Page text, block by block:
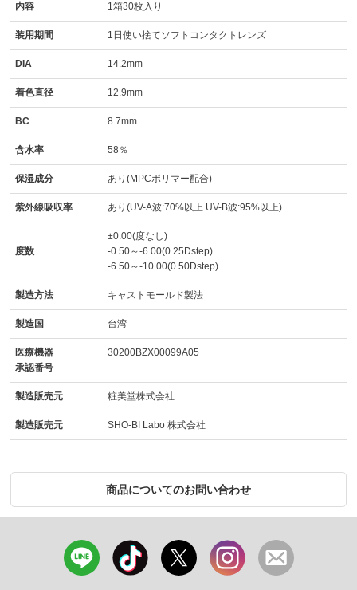
内容 1箱30枚入り
装用期間 1日使い捨てソフトコンタクトレンズ
DIA 14.2mm
着色直径 12.9mm
BC 8.7mm
含水率 58％
保湿成分 あり(MPCポリマー配合)
紫外線吸収率 あり(UV-A波:70%以上 UV-B波:95%以上)
度数
±0.00(度なし)
-0.50～-6.00(0.25Dstep)
-6.50～-10.00(0.50Dstep)
製造方法 キャストモールド製法
製造国 台湾
医療機器
承認番号
30200BZX00099A05
製造販売元 粧美堂株式会社
製造販売元 SHO-BI Labo 株式会社
商品についてのお問い合わせ